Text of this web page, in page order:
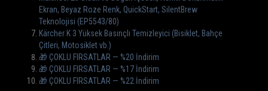
Ekran, Beyaz Roze Renk, QuickStart, SilentBrew
Teknolojisi (EP5543/80)
Kärcher K 3 Yüksek Basınçlı Temizleyici (Bisiklet, Bahçe
Çitleri, Motosiklet vb.)
🎁 ÇOKLU FIRSATLAR — %20 İndirim
🎁 ÇOKLU FIRSATLAR — %17 İndirim
🎁 ÇOKLU FIRSATLAR — %22 İndirim